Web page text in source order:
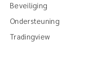
Beveiliging
Ondersteuning
Tradingview